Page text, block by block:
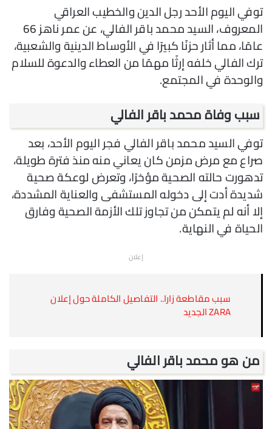
توفي اليوم الأحد رجل الدين والخطيب العراقي
المعروف، السيد محمد باقر الفالي، عن عمر ناهز 66
عامًا، مما أثار حزنًا كبيرًا في الأوساط الدينية والشعبية،
ترك الفالي خلفه إرثًا مهمًا من العطاء والدعوة للسلام
والوحدة في المجتمع.
سبب وفاة محمد باقر الفالي
توفي السيد محمد باقر الفالي فجر اليوم الأحد، بعد
صراع مع مرض مزمن كان يعاني منه منذ فترة طويلة،
تدهورت حالته الصحية مؤخرًا، وتعرض لوعكة صحية
شديدة أدت إلى دخوله المستشفى والعناية المشددة،
إلا أنه لم يتمكن من تجاوز تلك الأزمة الصحية وفارق
الحياة في النهاية.
إعلان
سبب مقاطعة زارا.. التفاصيل الكاملة حول إعلان
ZARA الجديد
من هو محمد باقر الفالي